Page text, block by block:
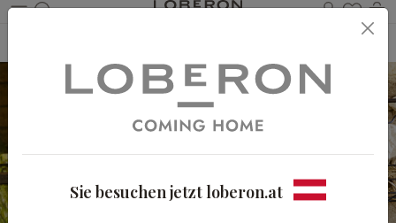
Du
Sie besuchen jetzt loberon.at